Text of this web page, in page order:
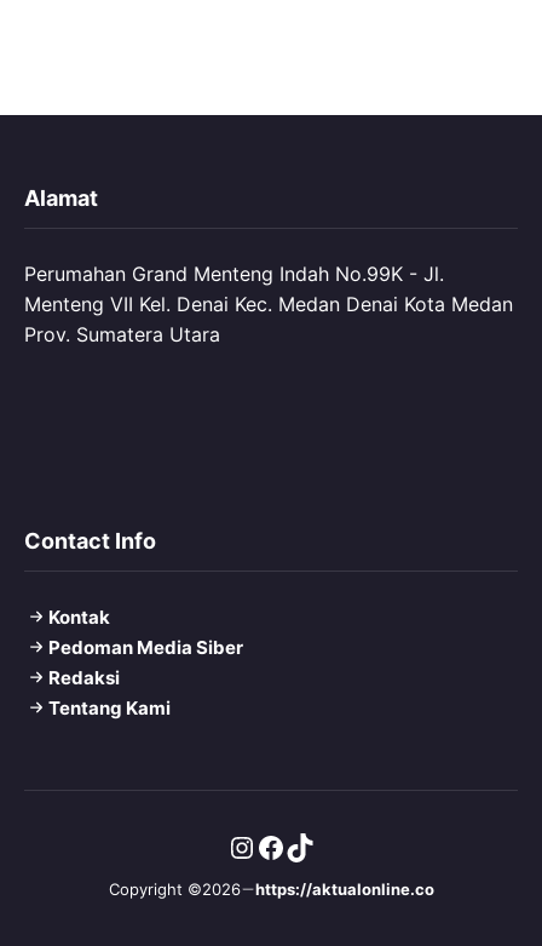
Alamat
Perumahan Grand Menteng Indah No.99K - Jl.
Menteng VII Kel. Denai Kec. Medan Denai Kota Medan
Prov. Sumatera Utara
Contact Info
Kontak
Pedoman Media Siber
Redaksi
Tentang Kami
Copyright ©2026 https://aktualonline.co
Instagram
Facebook
TikTok